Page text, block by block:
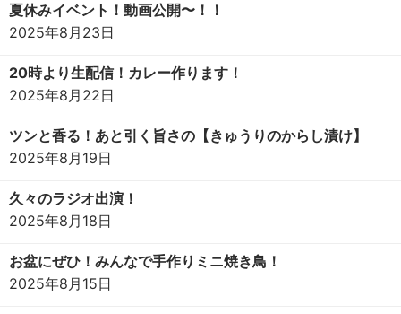
夏休みイベント！動画公開〜！！
2025年8月23日
20時より生配信！カレー作ります！
2025年8月22日
ツンと香る！あと引く旨さの【きゅうりのからし漬け】
2025年8月19日
久々のラジオ出演！
2025年8月18日
お盆にぜひ！みんなで手作りミニ焼き鳥！
2025年8月15日